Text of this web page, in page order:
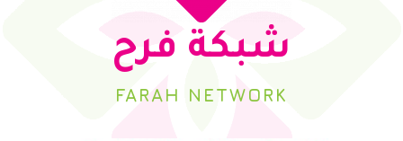
شبكة فرح
FARAH NETWORK